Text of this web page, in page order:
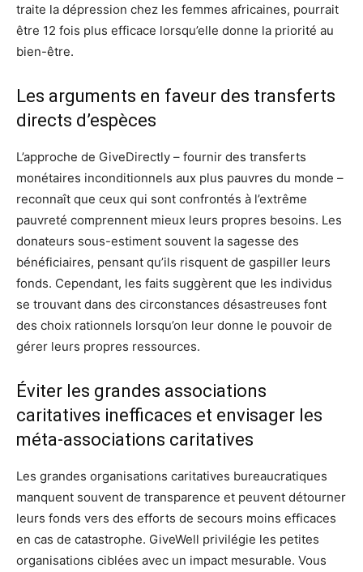
traite la dépression chez les femmes africaines, pourrait
être 12 fois plus efficace lorsqu’elle donne la priorité au
bien-être.
Les arguments en faveur des transferts
directs d’espèces
L’approche de GiveDirectly – fournir des transferts
monétaires inconditionnels aux plus pauvres du monde –
reconnaît que ceux qui sont confrontés à l’extrême
pauvreté comprennent mieux leurs propres besoins. Les
donateurs sous-estiment souvent la sagesse des
bénéficiaires, pensant qu’ils risquent de gaspiller leurs
fonds. Cependant, les faits suggèrent que les individus
se trouvant dans des circonstances désastreuses font
des choix rationnels lorsqu’on leur donne le pouvoir de
gérer leurs propres ressources.
Éviter les grandes associations
caritatives inefficaces et envisager les
méta-associations caritatives
Les grandes organisations caritatives bureaucratiques
manquent souvent de transparence et peuvent détourner
leurs fonds vers des efforts de secours moins efficaces
en cas de catastrophe. GiveWell privilégie les petites
organisations ciblées avec un impact mesurable. Vous